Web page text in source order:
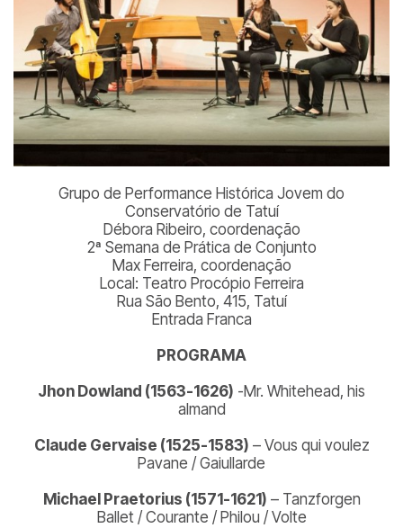
Grupo de Performance Histórica Jovem do
Conservatório de Tatuí
Débora Ribeiro, coordenação
2ª Semana de Prática de Conjunto
Max Ferreira, coordenação
Local: Teatro Procópio Ferreira
Rua São Bento, 415, Tatuí
Entrada Franca
PROGRAMA
Jhon Dowland (1563-1626) -Mr. Whitehead, his
almand
Claude Gervaise (1525-1583) – Vous qui voulez
Pavane / Gaiullarde
Michael Praetorius (1571-1621) – Tanzforgen
Ballet /Courante /Philou /Volte